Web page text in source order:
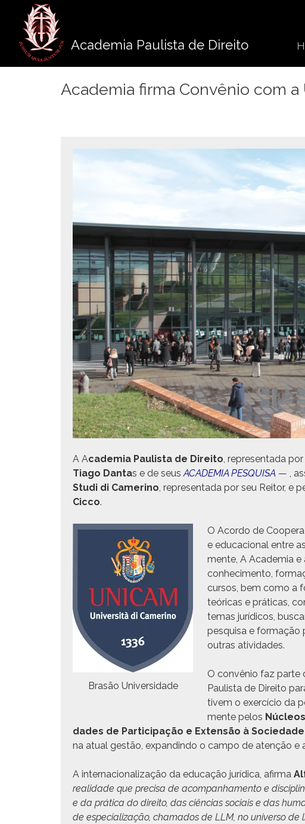
conteúdo
Academia Paulista de Direito
Academia firma Convênio com
A Acad­e­mia Paulista de Dire­ito, rep­re­sen­ta­da
Tia­go Dan­tas e de seusACADEMIA PESQUISA — ,
Stu­di di Cameri­no, rep­re­sen­ta­da por seu Reitor, e
Cic­co.
Brasão Uni­ver­si­dade
O Acor­do de
e edu­ca­cional entre
mente, A Acad­e­mia
con­hec­i­men­to,
cur­sos, bem como a
teóri­c­as e práti­cas,
temas jurídi­cos,
pesquisa e for­mação
out­ras atividades.
O con­vênio faz parte
Paulista de Dire­ito
tivem o exer­cí­cio da
mente pelos
dades de Par­tic­i­pação e Exten­são à Sociedade
na atu­al gestão, expandin­do o cam­po de atenção e
A inter­na­cional­iza­ção da edu­cação jurídi­ca, afir­ma
real­i­dade que pre­cisa de acom­pan­hamen­to e
e da práti­ca do dire­ito, das ciên­cias soci­ais e das
de espe­cial­iza­ção, chama­dos de LLM, no uni­ver­so